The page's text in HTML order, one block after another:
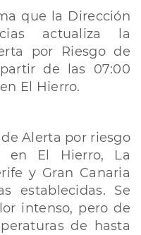
que la Dirección
actualiza la
por Riesgo de
de las 07:00
El Hierro.
Alerta por riesgo
en El Hierro, La
y Gran Canaria
establecidas. Se
intenso, pero de
de hasta